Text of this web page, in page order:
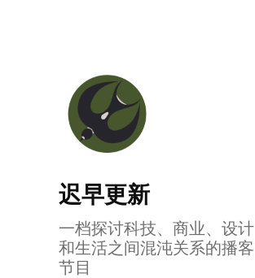
迟早更新
一档探讨科技、商业、设计
和生活之间混沌关系的播客
节目